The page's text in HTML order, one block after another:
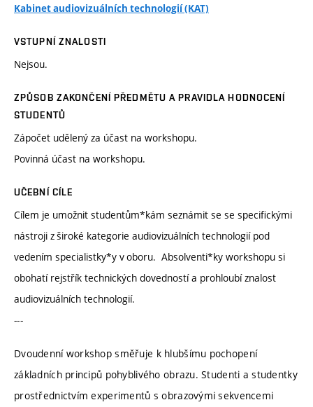
Kabinet audiovizuálních technologií (KAT)
VSTUPNÍ ZNALOSTI
Nejsou.
ZPŮSOB ZAKONČENÍ PŘEDMĚTU A PRAVIDLA HODNOCENÍ
STUDENTŮ
Zápočet udělený za účast na workshopu.
Povinná účast na workshopu.
UČEBNÍ CÍLE
Cílem je umožnit studentům*kám seznámit se se specifickými
nástroji z široké kategorie audiovizuálních technologií pod
vedením specialistky*y v oboru. Absolventi*ky workshopu si
obohatí rejstřík technických dovedností a prohloubí znalost
audiovizuálních technologií.
---
Dvoudenní workshop směřuje k hlubšímu pochopení
základních principů pohyblivého obrazu. Studenti a studentky
prostřednictvím experimentů s obrazovými sekvencemi